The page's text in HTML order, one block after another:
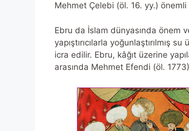
Mehmet Çelebi (öl. 16. yy.) önemli
Ebru da İslam dünyasında önem
yapıştırıcılarla yoğunlaştırılmış
icra edilir. Ebru, kâğıt üzerine
arasında Mehmet Efendi (öl.